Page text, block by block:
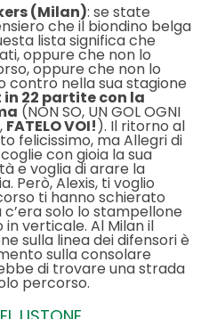
(Milan): se state
che il biondino belga
lista significa che
oppure che non lo
oppure che non lo
contro nella sua stagione
in 22 partite con la
(NON SO, UN GOL OGNI
FATELO VOI!). Il ritorno al
felicissimo, ma Allegri di
con gioia la sua
e voglia di arare la
Però, Alexis, ti voglio
ti hanno schierato
solo lo stampellone
in verticale. Al Milan il
sulla linea dei difensori è
sulla consolare
di trovare una strada
percorso.